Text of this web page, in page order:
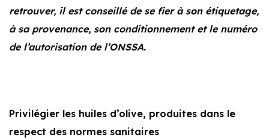
retrouver, il est conseillé de se fier à son étiquetage,
à sa provenance, son conditionnement et le numéro
de l’autorisation de l’ONSSA.
Privilégier les huiles d’olive, produites dans le
respect des normes sanitaires